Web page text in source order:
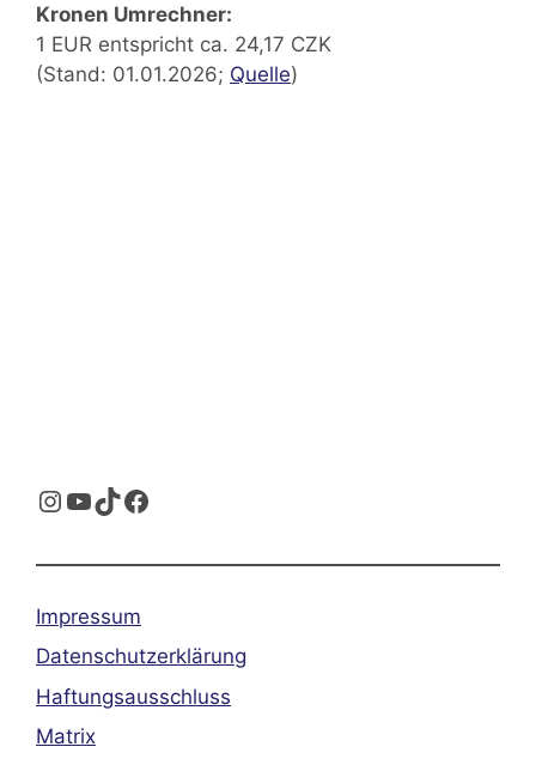
Kronen Umrechner:
1 EUR entspricht ca. 24,17 CZK
(Stand: 01.01.2026; Quelle)
Instagram
YouTube
TikTok
Facebook
Impressum
Datenschutzerklärung
Haftungsausschluss
Matrix